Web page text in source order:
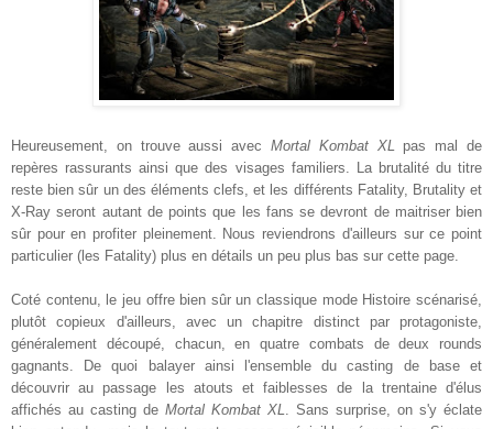
Heureusement, on trouve aussi avec Mortal Kombat XL
pas mal de
repères rassurants ainsi que des visages familiers. La brutalité du titre
reste bien sûr un des éléments clefs, et les différents Fatality, Brutality et
X-Ray seront autant de points que les fans se devront de maitriser bien
sûr pour en profiter pleinement. Nous reviendrons d'ailleurs sur ce point
particulier (les Fatality) plus en détails un peu plus bas sur cette page.
Coté contenu, le jeu offre bien sûr un classique mode Histoire scénarisé,
plutôt copieux d'ailleurs, avec un chapitre distinct par protagoniste,
généralement découpé, chacun, en quatre combats de deux rounds
gagnants. De quoi balayer ainsi l'ensemble du casting de base et
découvrir au passage les atouts et faiblesses de la trentaine d'élus
affichés au casting de Mortal Kombat XL
. Sans surprise, on s'y éclate